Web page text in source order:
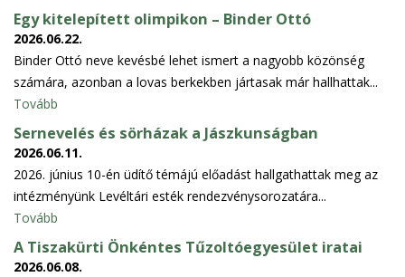
Egy kitelepített olimpikon – Binder Ottó
2026.06.22.
Binder Ottó neve kevésbé lehet ismert a nagyobb közönség
számára, azonban a lovas berkekben jártasak már hallhattak...
Tovább
Sernevelés és sörházak a Jászkunságban
2026.06.11.
2026. június 10-én üdítő témájú előadást hallgathattak meg az
intézményünk Levéltári esték rendezvénysorozatára...
Tovább
A Tiszakürti Önkéntes Tűzoltóegyesület iratai
2026.06.08.